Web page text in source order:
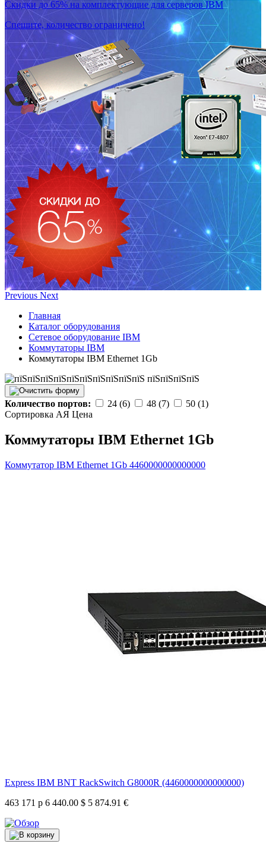
Скидки до 65% на комплектующие для серверов IBM
Спешите, количество ограничено!
Previous Next
Главная
Каталог оборудования
Сетевое оборудование IBM
Коммутаторы IBM
Коммутаторы IBM Ethernet 1Gb
Количество портов: 24 (6) 48 (7)
50 (1)
Сортировка АЯ Ценa
Коммутаторы IBM Ethernet 1Gb
Коммутатор IBM Ethernet 1Gb 4460000000000000
Express IBM BNT RackSwitch G8000R (4460000000000000)
463 171 р 6 440.00 $ 5 874.91 €